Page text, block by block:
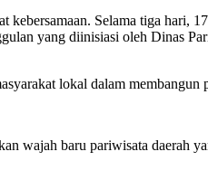
kebersamaan. Selama tiga hari,
yang diinisiasi oleh Dinas
lokal dalam membangun
wajah baru pariwisata daerah